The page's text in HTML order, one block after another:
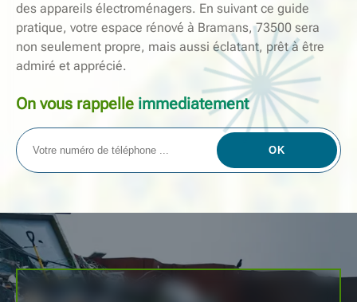
des appareils électroménagers. En suivant ce guide
pratique, votre espace rénové à Bramans, 73500 sera
non seulement propre, mais aussi éclatant, prêt à être
admiré et apprécié.
On vous rappelle immediatement